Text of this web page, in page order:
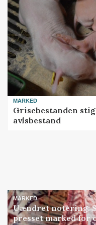
MARKED
Grisebestanden
avlsbestand
MARKED
Uændret notering:
presset marked for